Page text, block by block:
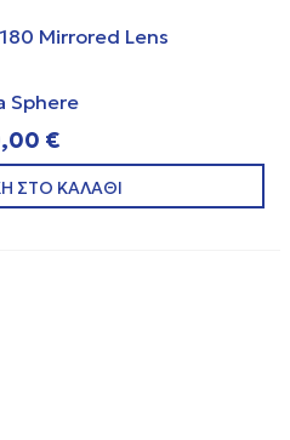
Mirrored Lens
Sphere
€
ΣΤΟ ΚΑΛΑΘΙ